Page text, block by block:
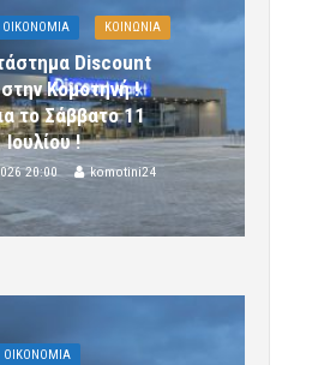
OIKONOMIA ΚΟΙΝΩΝΙΑ
Discount
Κομοτηνή !
το Σάββατο 11
Ιουλίου !
20:00 komotini24
OIKONOMIA